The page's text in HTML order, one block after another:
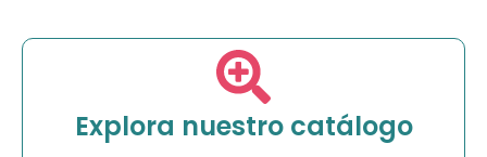
Explora nuestro catálogo